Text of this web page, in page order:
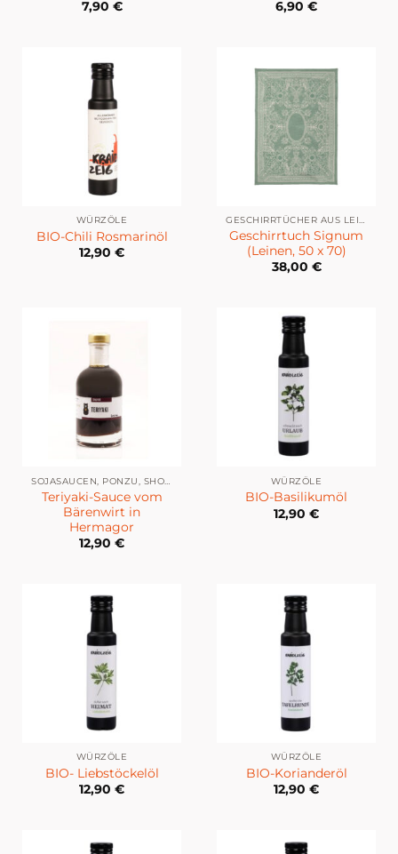
7,90 €
6,90 €
WÜRZÖLE
BIO-Chili Rosmarinöl
12,90 €
GESCHIRRTÜCHER AUS LEINEN
Geschirrtuch Signum
(Leinen, 50 x 70)
38,00 €
SOJASAUCEN, PONZU, SHOYU ETC.
Teriyaki-Sauce vom
Bärenwirt in
Hermagor
12,90 €
WÜRZÖLE
BIO-Basilikumöl
12,90 €
WÜRZÖLE
BIO- Liebstöckelöl
12,90 €
WÜRZÖLE
BIO-Korianderöl
12,90 €